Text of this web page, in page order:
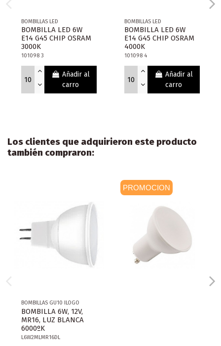
BOMBILLAS LED
BOMBILLA LED 6W
E14 G45 CHIP OSRAM
3000K
101098 3
Añadir al
carro
BOMBILLAS LED
BOMBILLA LED 6W
E14 G45 CHIP OSRAM
4000K
101098 4
Añadir al
carro
Los clientes que adquirieron este producto
también compraron:
BOMBILLAS GU10 ILOGO
BOMBILLA 6W, 12V,
MR16, LUZ BLANCA
6000ºK
L6W2MLMR16DL
PROMOCION